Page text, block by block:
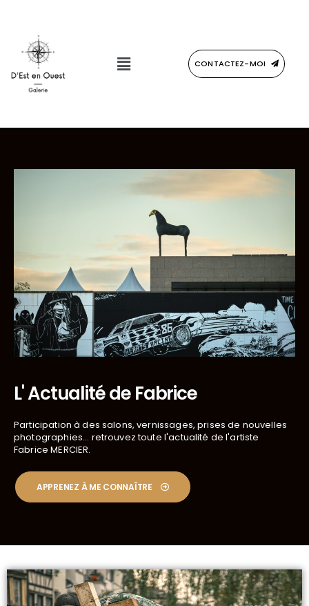
CONTACTEZ-MOI
L' Actualité de Fabrice
Participation à des salons, vernissages, prises de nouvelles
photographies... retrouvez toute l'actualité de l'artiste
Fabrice MERCIER.
APPRENEZ À ME CONNAÎTRE